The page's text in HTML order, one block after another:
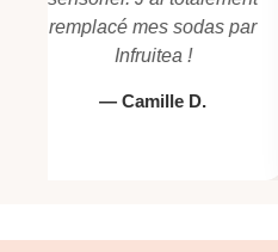
remplacé mes sodas par
Infruitea !
— Camille D.